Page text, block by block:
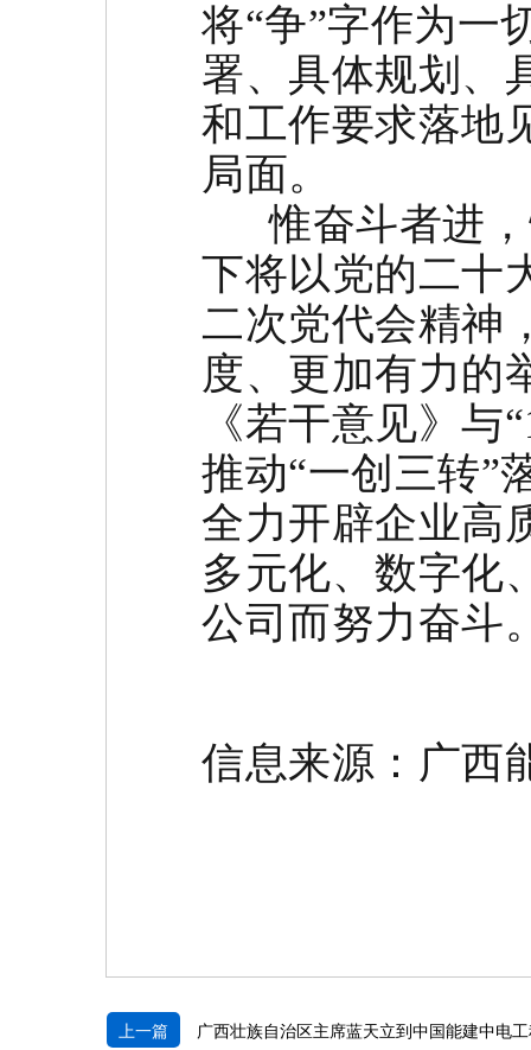
将“争”字作为一
署、具体规划、
和工作要求落地
局面。
惟奋斗者进，
下将以党的二十
二次党代会精神
度、更加有力的
《若干意见》与
推动“一创三转”
全力开辟企业高
多元化、数字化
公司而努力奋斗
信息来源：广西
上一篇 广西壮族自治区主席蓝天立到中国能建中电